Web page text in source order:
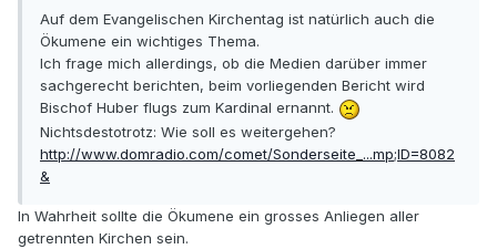
Auf dem Evangelischen Kirchentag ist natürlich auch die
Ökumene ein wichtiges Thema.
Ich frage mich allerdings, ob die Medien darüber immer
sachgerecht berichten, beim vorliegenden Bericht wird
Bischof Huber flugs zum Kardinal ernannt.
Nichtsdestotrotz: Wie soll es weitergehen?
http://www.domradio.com/comet/Sonderseite_...mp;ID=8082
&
In Wahrheit sollte die Ökumene ein grosses Anliegen aller
getrennten Kirchen sein.